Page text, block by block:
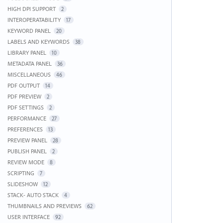
HIGH DPI SUPPORT 2
INTEROPERATABILITY 17
KEYWORD PANEL 20
LABELS AND KEYWORDS 38
LIBRARY PANEL 10
METADATA PANEL 36
MISCELLANEOUS 46
PDF OUTPUT 14
PDF PREVIEW 2
PDF SETTINGS 2
PERFORMANCE 27
PREFERENCES 13
PREVIEW PANEL 28
PUBLISH PANEL 2
REVIEW MODE 8
SCRIPTING 7
SLIDESHOW 12
STACK- AUTO STACK 4
THUMBNAILS AND PREVIEWS 62
USER INTERFACE 92